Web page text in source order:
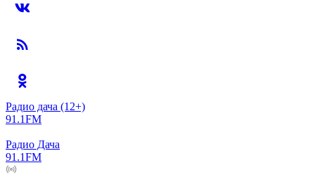
Радио дача (12+)
91.1FM
Радио Дача
91.1FM